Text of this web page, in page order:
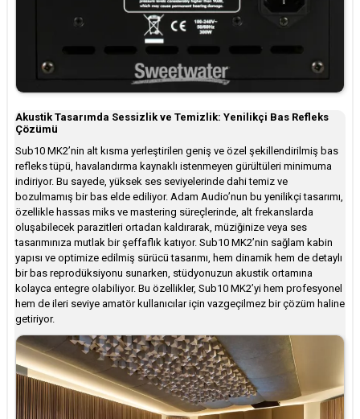
Akustik Tasarımda Sessizlik ve Temizlik: Yenilikçi Bas Refleks
Çözümü
Sub10 MK2’nin alt kısma yerleştirilen geniş ve özel şekillendirilmiş bas
refleks tüpü, havalandırma kaynaklı istenmeyen gürültüleri minimuma
indiriyor. Bu sayede, yüksek ses seviyelerinde dahi temiz ve
bozulmamış bir bas elde ediliyor. Adam Audio’nun bu yenilikçi tasarımı,
özellikle hassas miks ve mastering süreçlerinde, alt frekanslarda
oluşabilecek parazitleri ortadan kaldırarak, müziğinize veya ses
tasarımınıza mutlak bir şeffaflık katıyor. Sub10 MK2’nin sağlam kabin
yapısı ve optimize edilmiş sürücü tasarımı, hem dinamik hem de detaylı
bir bas reprodüksiyonu sunarken, stüdyonuzun akustik ortamına
kolayca entegre olabiliyor. Bu özellikler, Sub10 MK2’yi hem profesyonel
hem de ileri seviye amatör kullanıcılar için vazgeçilmez bir çözüm haline
getiriyor.